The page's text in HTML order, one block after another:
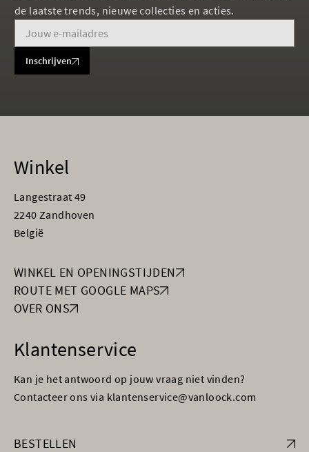
de laatste trends, nieuwe collecties en acties.
Inschrijven
Winkel
Langestraat 49
2240 Zandhoven
België
WINKEL EN OPENINGSTIJDEN
ROUTE MET GOOGLE MAPS
OVER ONS
Klantenservice
Kan je het antwoord op jouw vraag niet vinden?
Contacteer ons via klantenservice@vanloock.com
BESTELLEN